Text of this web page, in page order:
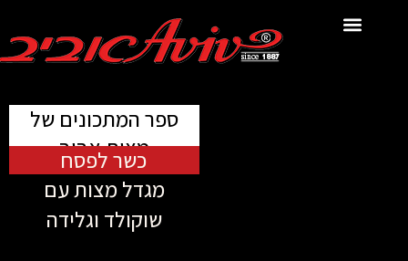
ספר המתכונים של
מצות אביב
כשר לפסח
מגדל מצות עם
שוקולד וגלידה